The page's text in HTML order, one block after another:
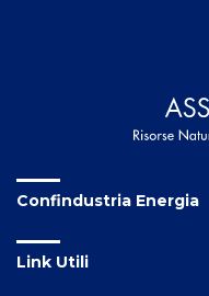
Confindustria Energia
Link Utili